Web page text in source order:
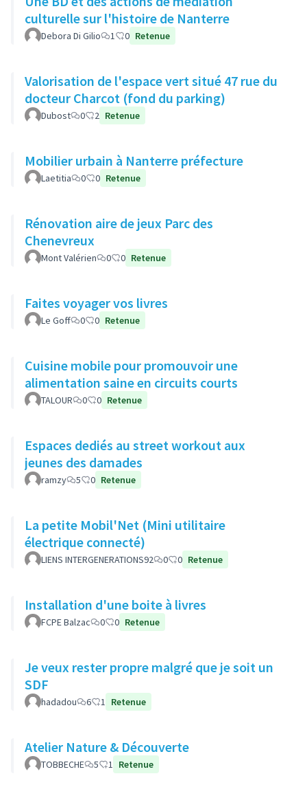
culturelle sur l'histoire de Nanterre
Debora Di Gilio 1 0 Retenue
Valorisation de l'espace vert situé 47 rue du
docteur Charcot (fond du parking)
Dubost 0 2 Retenue
Mobilier urbain à Nanterre préfecture
Laetitia 0 0 Retenue
Rénovation aire de jeux Parc des
Chenevreux
Mont Valérien 0 0 Retenue
Faites voyager vos livres
Le Goff 0 0 Retenue
Cuisine mobile pour promouvoir une
alimentation saine en circuits courts
TALOUR 0 0 Retenue
Espaces dediés au street workout aux
jeunes des damades
ramzy 5 0 Retenue
La petite Mobil'Net (Mini utilitaire
électrique connecté)
LIENS INTERGENERATIONS92 0 0 Retenue
Installation d'une boite à livres
FCPE Balzac 0 0 Retenue
Je veux rester propre malgré que je soit un
SDF
hadadou 6 1 Retenue
Atelier Nature & Découverte
TOBBECHE 5 1 Retenue